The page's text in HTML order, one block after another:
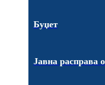
Буџет
Јавна расправа